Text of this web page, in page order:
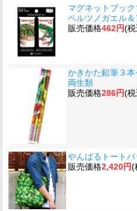
マグネットブッ
ベルツノガエル
販売価格462円(
かきかた鉛筆３本
両生類
販売価格286円(
やんばるトートバ
販売価格2,420円(